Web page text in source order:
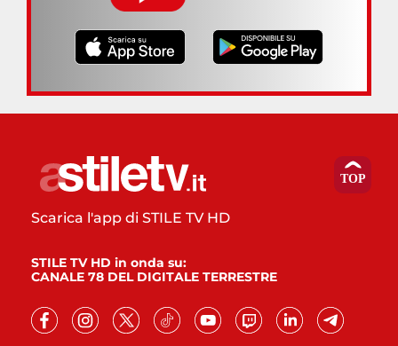
Scarica l'app di STILE TV HD
STILE TV HD in onda su:
CANALE 78 DEL DIGITALE TERRESTRE